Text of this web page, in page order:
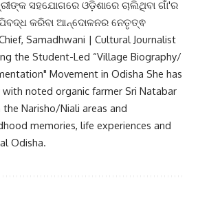
ସହଯୋଗରେ ଓଡ଼ିଶାରେ ଚାଲିଥିବା ଗାଁ'ର
ଲିପିବଦ୍ଧ କରିବା ଆନ୍ଦୋଳନର ନେତୃତ୍ଵ
Samadhwani | Cultural Journalist
the Student-Led “Village Biography/
Movement in Odisha She has
noted organic farmer Sri Natabar
Narisho/Niali areas and
memories, life experiences and
Odisha.